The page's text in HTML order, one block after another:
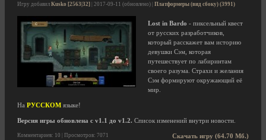
Игру добавил Kusko [2563|32] | 2017-09-11 (обновлено) | Платформеры (вид сбоку) (3991)
Lost in Bardo - пиксельный квест
от русских разработчиков,
который расскажет вам историю
девушки Сэм, которая
путешествует по лабиринтам
своего разума. Страхи и желания
Сэм формируют окружающий её
мир.
На РУССКОМ языке!
Версия игры обновлена с v1.1 до v1.2. Список изменений внутри новости.
Скачать игру (64.70 Мб.)
Комментариев: 10 | Просмотров: 7071